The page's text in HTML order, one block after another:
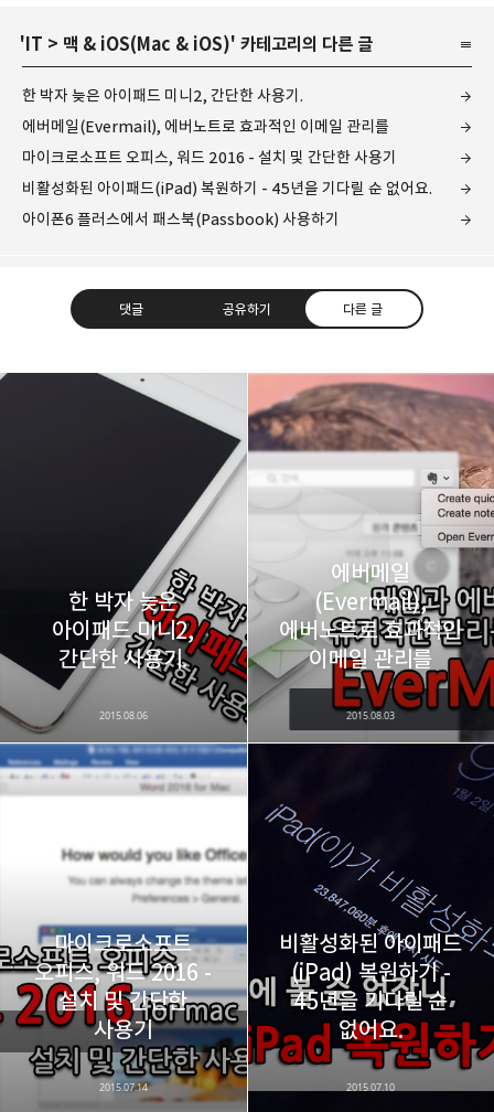
' IT > 맥 & iOS(Mac & iOS)' 카테고리의 다른 글
한 박자 늦은 아이패드 미니2, 간단한 사용기.
에버메일(Evermail), 에버노트로 효과적인 이메일 관리를
마이크로소프트 오피스, 워드 2016 - 설치 및 간단한 사용기
비활성화된 아이패드(iPad) 복원하기 - 45년을 기다릴 순 없어요.
아이폰6 플러스에서 패스북(Passbook) 사용하기
댓글 공유하기 다른 글
다방면의 깊은 관심과 얕은 이해도를 갖춘 보편적
비주류이자 진화하는 영원한 주변인.
카카오톡 라인 트위터
카카오스토리 밴드 네이버 블로그
한 박자 늦은
아이패드 미니2,
간단한 사용기.
2015.08.06
에버메일
(Evermail),
에버노트로 효과적인
이메일 관리를
2015.08.03
마이크로소프트
오피스, 워드 2016 -
설치 및 간단한
사용기
2015.07.14
비활성화된 아이패드
(iPad) 복원하기 -
45년을 기다릴 순
없어요.
2015.07.10